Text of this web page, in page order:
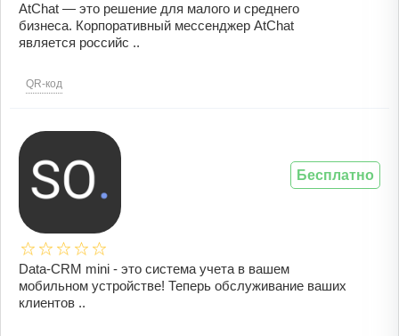
AtChat — это решение для малого и среднего
бизнеса. Корпоративный мессенджер AtChat
является российс ..
QR-код
Data-CRM mini - это система учета в вашем
мобильном устройстве! Теперь обслуживание ваших
клиентов ..
Бесплатно